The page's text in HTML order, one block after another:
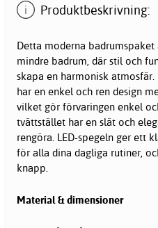
Produktbeskrivning:
Detta moderna
mindre badrum, där stil och
skapa en harmonisk
har en enkel och ren design
vilket gör förvaringen enkel
tvättstället har en slät och
rengöra. LED-spegeln ger ett
för alla dina dagliga rutiner,
knapp.
Material & dimensioner